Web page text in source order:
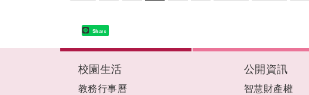
Share
校園生活
教務行事曆
公開資訊
智慧財產權